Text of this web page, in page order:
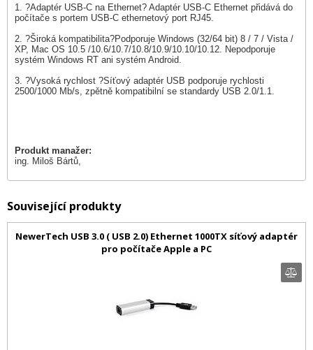
1. ?Adaptér USB-C na Ethernet? Adaptér USB-C Ethernet přidává do
počítače s portem USB-C ethernetový port RJ45.
2. ?Široká kompatibilita?Podporuje Windows (32/64 bit) 8 / 7 / Vista /
XP, Mac OS 10.5 /10.6/10.7/10.8/10.9/10.10/10.12. Nepodporuje
systém Windows RT ani systém Android.
3. ?Vysoká rychlost ?Síťový adaptér USB podporuje rychlosti
2500/1000 Mb/s, zpětně kompatibilní se standardy USB 2.0/1.1.
Produkt manažer:
ing. Miloš Bártů,
Související produkty
NewerTech USB 3.0 ( USB 2.0) Ethernet 1000TX síťový adaptér
pro počítače Apple a PC